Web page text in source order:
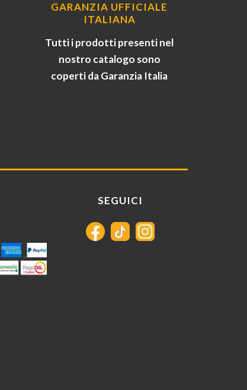
GARANZIA UFFICIALE
ITALIANA
Tutti i prodotti presenti nel
nostro catalogo sono
coperti da Garanzia Italia
SEGUICI